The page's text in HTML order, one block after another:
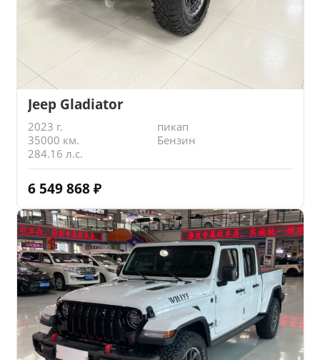
Jeep Gladiator
2023 г.
пикап
35000 км.
Бензин
284.16 л.с.
6 549 868 ₽